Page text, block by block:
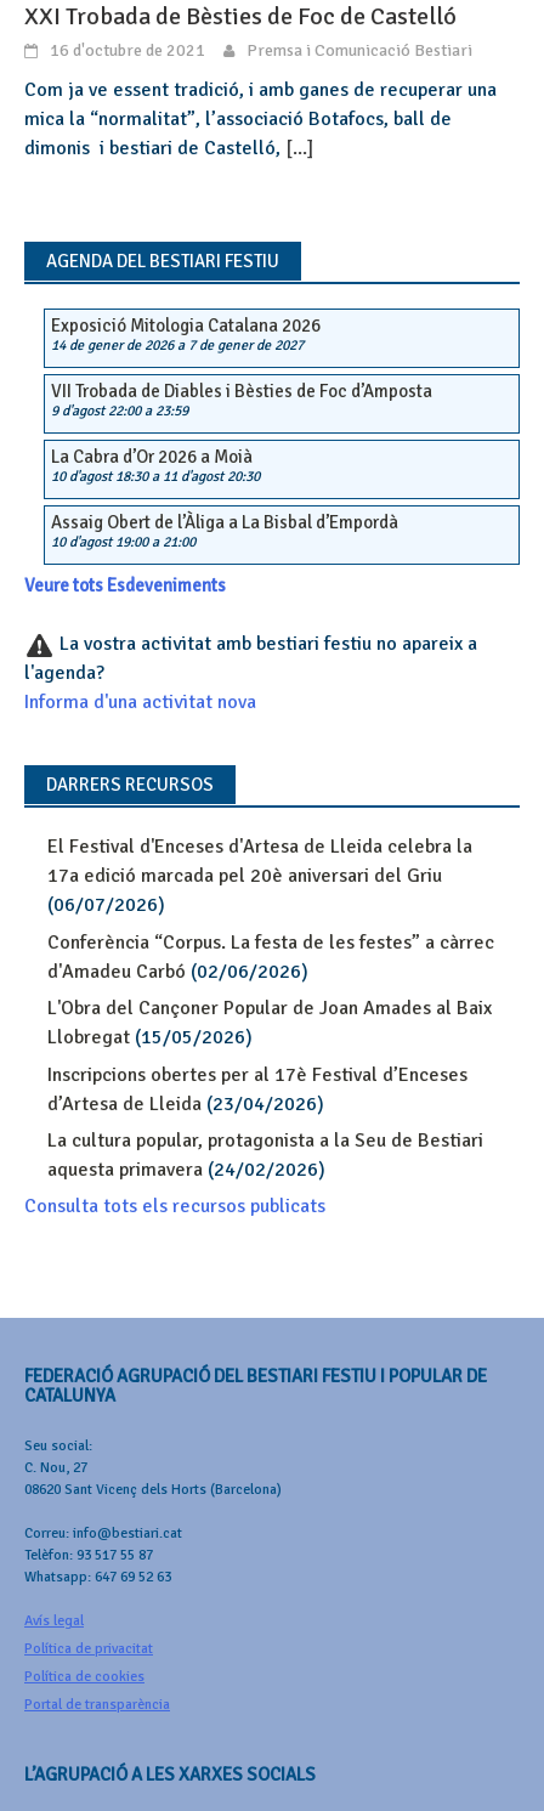
XXI Trobada de Bèsties de Foc de Castelló
16 d'octubre de 2021 Premsa i Comunicació Bestiari
Com ja ve essent tradició, i amb ganes de recuperar una
mica la “normalitat”, l’associació Botafocs, ball de
dimonis i bestiari de Castelló, [...]
AGENDA DEL BESTIARI FESTIU
Exposició Mitologia Catalana 2026
14 de gener de 2026a 7 de gener de 2027
VII Trobada de Diables i Bèsties de Foc d’Amposta
9 d'agost 22:00a 23:59
La Cabra d’Or 2026 a Moià
10 d'agost 18:30a 11 d'agost 20:30
Assaig Obert de l’Àliga a La Bisbal d’Empordà
10 d'agost 19:00a 21:00
Veure tots Esdeveniments
La vostra activitat amb bestiari festiu no apareix a
l'agenda?
Informa d'una activitat nova
DARRERS RECURSOS
El Festival d'Enceses d'Artesa de Lleida celebra la
17a edició marcada pel 20è aniversari del Griu
(06/07/2026)
Conferència “Corpus. La festa de les festes” a càrrec
d'Amadeu Carbó (02/06/2026)
L'Obra del Cançoner Popular de Joan Amades al Baix
Llobregat (15/05/2026)
Inscripcions obertes per al 17è Festival d’Enceses
d’Artesa de Lleida (23/04/2026)
La cultura popular, protagonista a la Seu de Bestiari
aquesta primavera (24/02/2026)
Consulta tots els recursos publicats
FEDERACIÓ AGRUPACIÓ DEL BESTIARI FESTIU I POPULAR DE
CATALUNYA
Seu social:
C. Nou, 27
08620 Sant Vicenç dels Horts (Barcelona)
Correu: info@bestiari.cat
Telèfon: 93 517 55 87
Whatsapp: 647 69 52 63
Avís legal
Política de privacitat
Política de cookies
Portal de transparència
L’AGRUPACIÓ A LES XARXES SOCIALS